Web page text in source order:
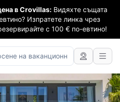
в Crovillas: Видяхте същата
Изпратете линка чрез
с 100 € по-евтино!